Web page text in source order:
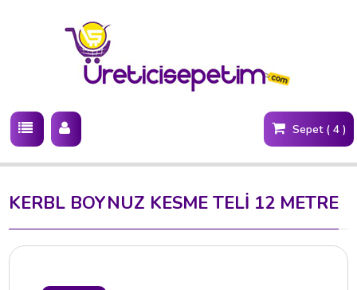
Sepet ( 4 )
KERBL BOYNUZ KESME TELİ 12 METRE